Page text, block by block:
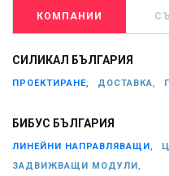
КОМПАНИИ
СИЛИКАЛ БЪЛГАРИЯ
ПРОЕКТИРАНЕ, ДОСТАВКА,
БИБУС БЪЛГАРИЯ
ЛИНЕЙНИ НАПРАВЛЯВАЩИ,
ЗАДВИЖВАЩИ МОДУЛИ,